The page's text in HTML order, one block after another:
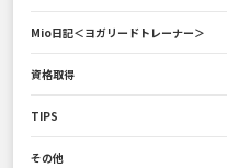
Mio日記＜ヨガリードトレーナー＞
資格取得
TIPS
その他